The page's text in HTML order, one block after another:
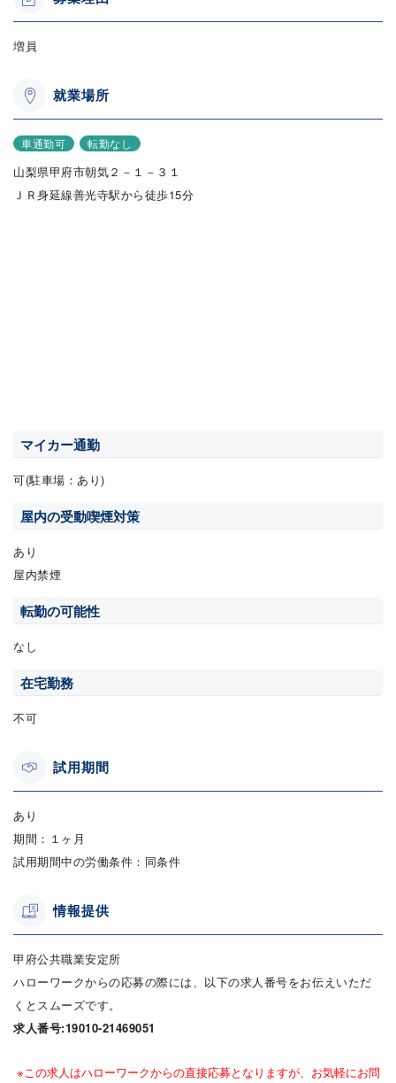
増員
就業場所
車通勤可 転勤なし
山梨県甲府市朝気２－１－３１
ＪＲ身延線善光寺駅から徒歩15分
マイカー通勤
可(駐車場：あり)
屋内の受動喫煙対策
あり
屋内禁煙
転勤の可能性
なし
在宅勤務
不可
試用期間
あり
期間：１ヶ月
試用期間中の労働条件：同条件
情報提供
甲府公共職業安定所
ハローワークからの応募の際には、以下の求人番号をお伝えいただ
くとスムーズです。
求人番号:19010-21469051
※この求人はハローワークからの直接応募となりますが、お気軽にお問